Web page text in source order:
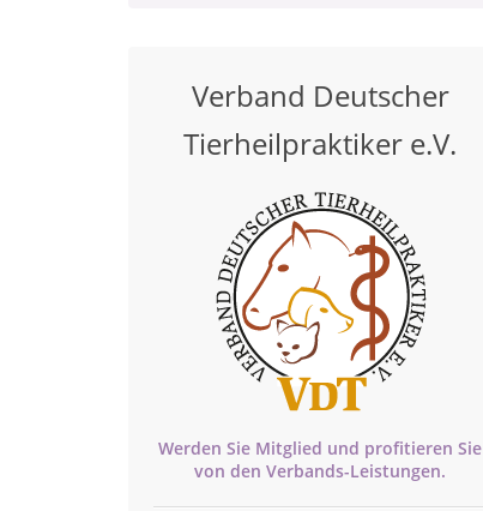
Verband Deutscher
Tierheilpraktiker e.V.
Werden Sie Mitglied und profitieren Sie
von den Verbands-Leistungen.